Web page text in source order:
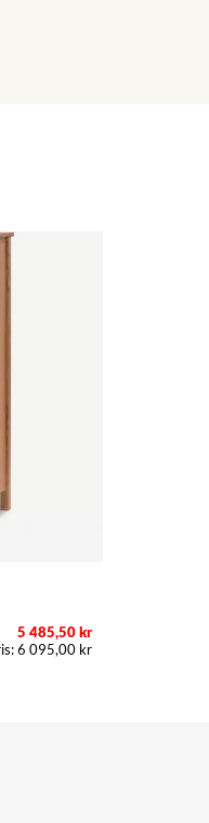
5 485,50 kr
6 095,00 kr